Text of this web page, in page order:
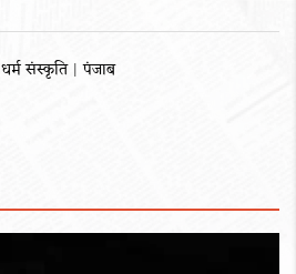
धर्म संस्कृति | पंजाब